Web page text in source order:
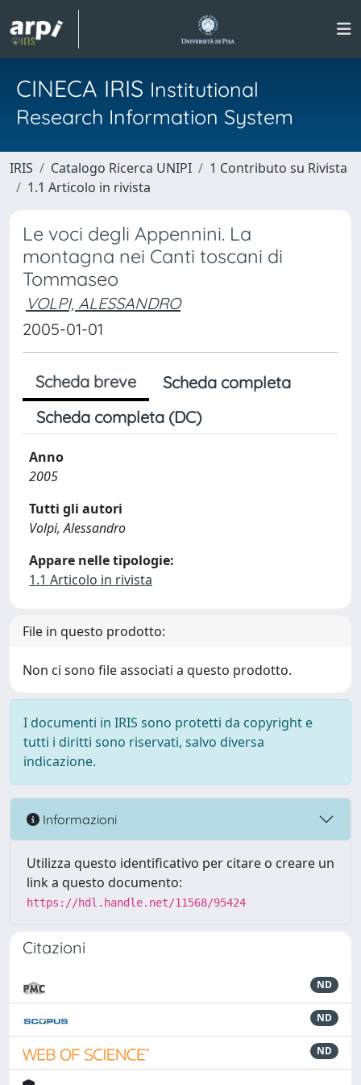
CINECA IRIS Institutional
Research Information System
IRIS Catalogo Ricerca UNIPI
1 Contributo su Rivista
1.1 Articolo in rivista
Le voci degli Appennini. La
montagna nei Canti toscani di
Tommaseo
VOLPI, ALESSANDRO
2005-01-01
Scheda breve
Scheda completa
Scheda completa (DC)
Anno
2005
Tutti gli autori
Volpi, Alessandro
Appare nelle tipologie:
1.1 Articolo in rivista
File in questo prodotto:
Non ci sono file associati a questo prodotto.
I documenti in IRIS sono protetti da copyright e
tutti i diritti sono riservati, salvo diversa
indicazione.
Informazioni
Utilizza questo identificativo per citare o creare un
link a questo documento:
https://hdl.handle.net/11568/95424
Citazioni
ND
ND
ND